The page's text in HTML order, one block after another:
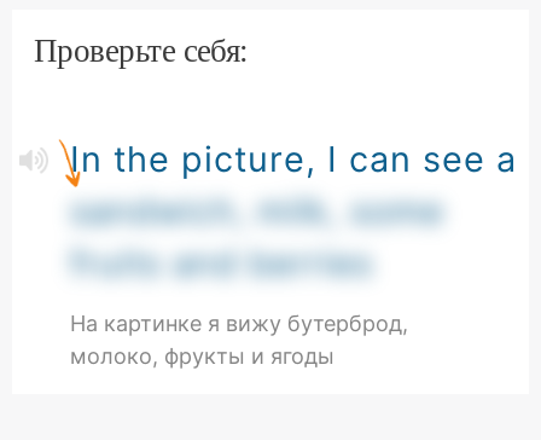
Проверьте себя:
In the picture, I can see a
sandwich, milk, some
fruits and berries
На картинке я вижу бутерброд,
молоко, фрукты и ягоды